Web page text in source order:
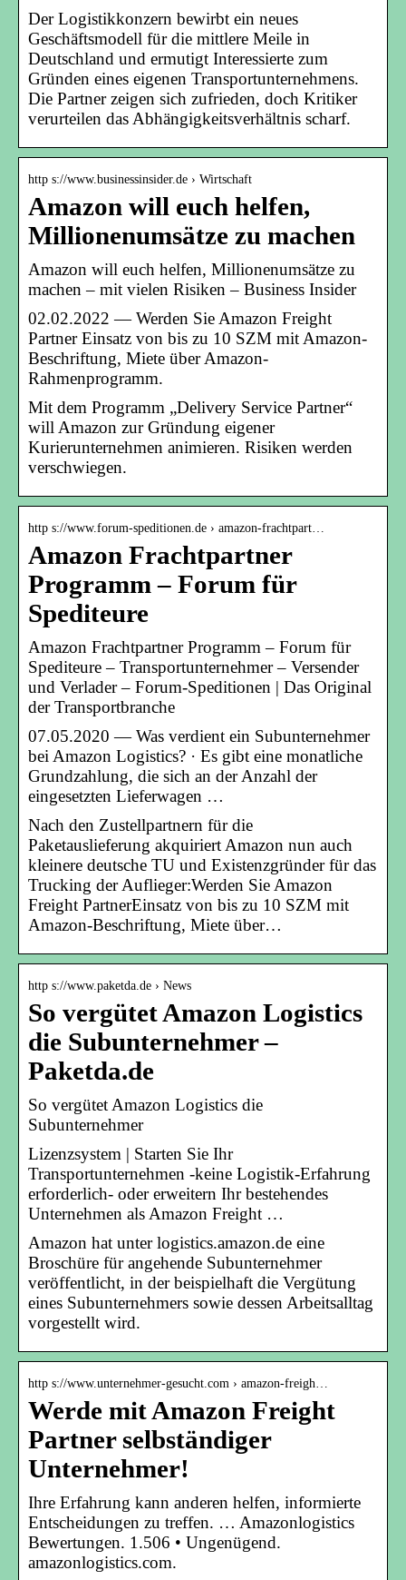
Der Logistikkonzern bewirbt ein neues
Geschäftsmodell für die mittlere Meile in
Deutschland und ­ermutigt Interessierte zum
Gründen eines eigenen Transportunternehmens.
Die Partner zeigen sich zufrieden, doch Kritiker
verurteilen das Abhängigkeitsverhältnis scharf.
http s://www.businessinsider.de › Wirtschaft
Amazon will euch helfen,
Millionenumsätze zu machen
Amazon will euch helfen, Millionenumsätze zu
machen – mit vielen Risiken – Business Insider
02.02.2022 — Werden Sie Amazon Freight
Partner Einsatz von bis zu 10 SZM mit Amazon-
Beschriftung, Miete über Amazon-
Rahmenprogramm.
Mit dem Programm „Delivery Service Partner“
will Amazon zur Gründung eigener
Kurierunternehmen animieren. Risiken werden
verschwiegen.
http s://www.forum-speditionen.de › amazon-frachtpart…
Amazon Frachtpartner
Programm – Forum für
Spediteure
Amazon Frachtpartner Programm – Forum für
Spediteure – Transportunternehmer – Versender
und Verlader – Forum-Speditionen | Das Original
der Transportbranche
07.05.2020 — Was verdient ein Subunternehmer
bei Amazon Logistics? · Es gibt eine monatliche
Grundzahlung, die sich an der Anzahl der
eingesetzten Lieferwagen …
Nach den Zustellpartnern für die
Paketauslieferung akquiriert Amazon nun auch
kleinere deutsche TU und Existenzgründer für das
Trucking der Auflieger:Werden Sie Amazon
Freight PartnerEinsatz von bis zu 10 SZM mit
Amazon-Beschriftung, Miete über…
http s://www.paketda.de › News
So vergütet Amazon Logistics
die Subunternehmer –
Paketda.de
So vergütet Amazon Logistics die
Subunternehmer
Lizenzsystem | Starten Sie Ihr
Transportunternehmen -keine Logistik-Erfahrung
erforderlich- oder erweitern Ihr bestehendes
Unternehmen als Amazon Freight …
Amazon hat unter logistics.amazon.de eine
Broschüre für angehende Subunternehmer
veröffentlicht, in der beispielhaft die Vergütung
eines Subunternehmers sowie dessen Arbeitsalltag
vorgestellt wird.
http s://www.unternehmer-gesucht.com › amazon-freigh…
Werde mit Amazon Freight
Partner selbständiger
Unternehmer!
Ihre Erfahrung kann anderen helfen, informierte
Entscheidungen zu treffen. … Amazonlogistics
Bewertungen. 1.506 • Ungenügend.
amazonlogistics.com.